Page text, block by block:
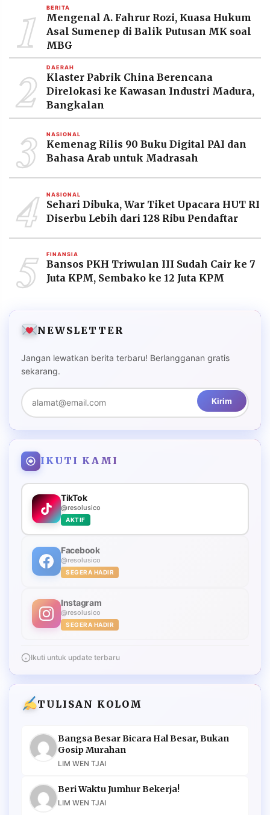
1 BERITA
Mengenal A. Fahrur Rozi, Kuasa Hukum
Asal Sumenep di Balik Putusan MK soal
MBG
2 DAERAH
Klaster Pabrik China Berencana
Direlokasi ke Kawasan Industri Madura,
Bangkalan
3 NASIONAL
Kemenag Rilis 90 Buku Digital PAI dan
Bahasa Arab untuk Madrasah
4 NASIONAL
Sehari Dibuka, War Tiket Upacara HUT RI
Diserbu Lebih dari 128 Ribu Pendaftar
5 FINANSIA
Bansos PKH Triwulan III Sudah Cair ke 7
Juta KPM, Sembako ke 12 Juta KPM
NEWSLETTER
Jangan lewatkan berita terbaru! Berlangganan gratis
sekarang.
Kirim
IKUTI KAMI
TikTok
@resolusico
AKTIF
Facebook
@resolusico
SEGERA HADIR
Instagram
@resolusico
SEGERA HADIR
Ikuti untuk update terbaru
TULISAN KOLOM
Bangsa Besar Bicara Hal Besar, Bukan
Gosip Murahan
LIM WEN TJAI
Beri Waktu Jumhur Bekerja!
LIM WEN TJAI